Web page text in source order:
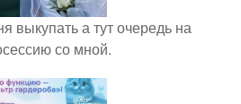
выкупать а тут очередь на
со мной.